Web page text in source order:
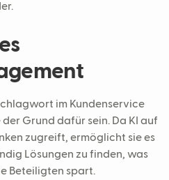
im Kundenservice
Grund dafür sein. Da KI auf
zugreift, ermöglicht sie es
Lösungen zu finden, was
Beteiligten spart.